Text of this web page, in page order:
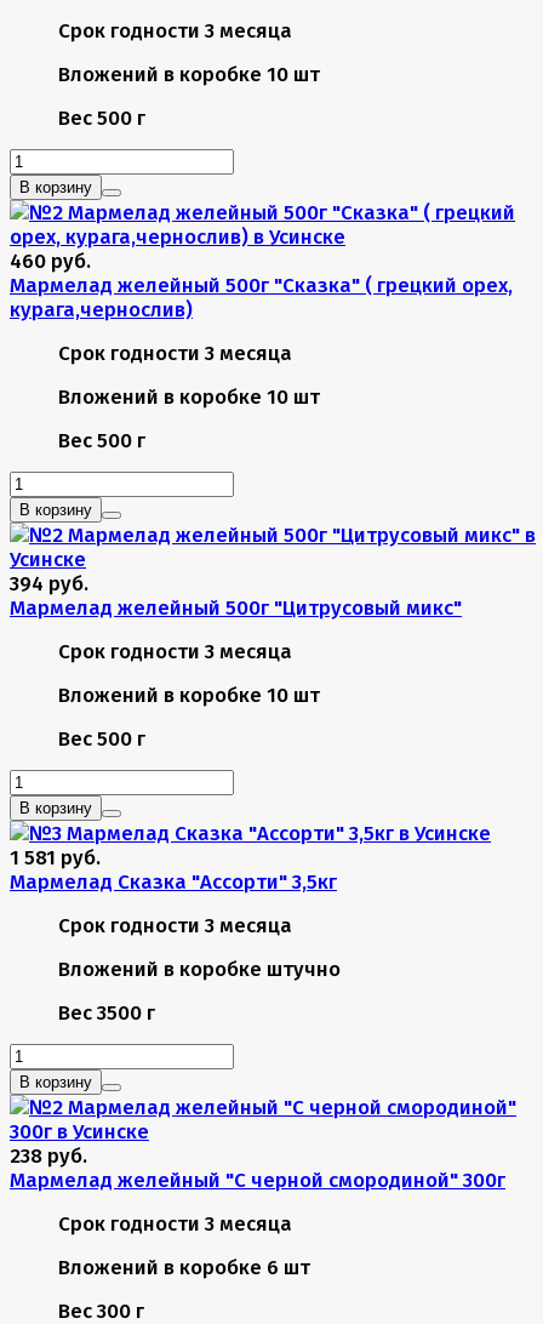
Срок годности 3 месяца
Вложений в коробке 10 шт
Вес 500 г
В корзину
460 руб.
Мармелад желейный 500г "Сказка" ( грецкий орех,
курага,чернослив)
Срок годности 3 месяца
Вложений в коробке 10 шт
Вес 500 г
В корзину
394 руб.
Мармелад желейный 500г "Цитрусовый микс"
Срок годности 3 месяца
Вложений в коробке 10 шт
Вес 500 г
В корзину
1 581 руб.
Мармелад Сказка "Ассорти" 3,5кг
Срок годности 3 месяца
Вложений в коробке штучно
Вес 3500 г
В корзину
238 руб.
Мармелад желейный "С черной смородиной" 300г
Срок годности 3 месяца
Вложений в коробке 6 шт
Вес 300 г